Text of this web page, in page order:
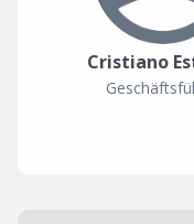
Cristiano